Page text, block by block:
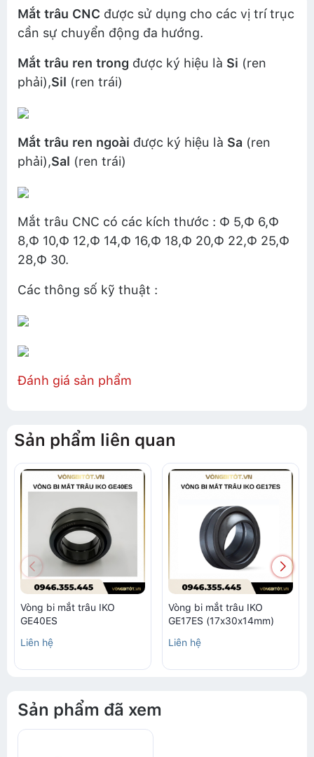
Mắt trâu CNC được sử dụng cho các vị trí trục
cần sự chuyển động đa hướng.
Mắt trâu ren trong được ký hiệu là Si (ren
phải),Sil (ren trái)
Mắt trâu ren ngoài được ký hiệu là Sa (ren
phải),Sal (ren trái)
Mắt trâu CNC có các kích thước : Ф 5,Ф 6,Ф
8,Ф 10,Ф 12,Ф 14,Ф 16,Ф 18,Ф 20,Ф 22,Ф 25,Ф
28,Ф 30.
Các thông số kỹ thuật :
Đánh giá sản phẩm
Sản phẩm liên quan
Vòng bi mắt trâu IKO
GE40ES
Liên hệ
Vòng bi mắt trâu IKO
GE17ES (17x30x14mm)
Liên hệ
Sản phẩm đã xem